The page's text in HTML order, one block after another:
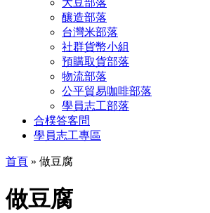
大豆部落
釀造部落
台灣米部落
社群貨幣小組
預購取貨部落
物流部落
公平貿易咖啡部落
學員志工部落
合樸答客問
學員志工專區
首頁 » 做豆腐
做豆腐